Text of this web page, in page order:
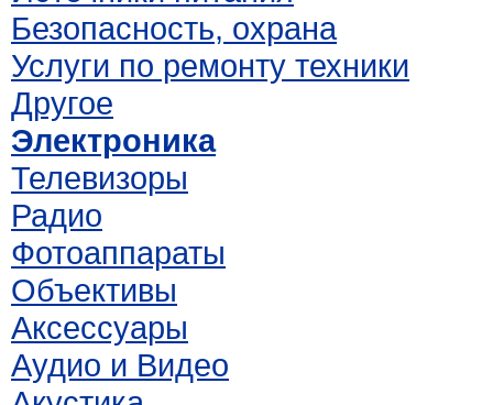
Безопасность, охрана
Услуги по ремонту техники
Другое
Электроника
Телевизоры
Радио
Фотоаппараты
Объективы
Аксессуары
Аудио и Видео